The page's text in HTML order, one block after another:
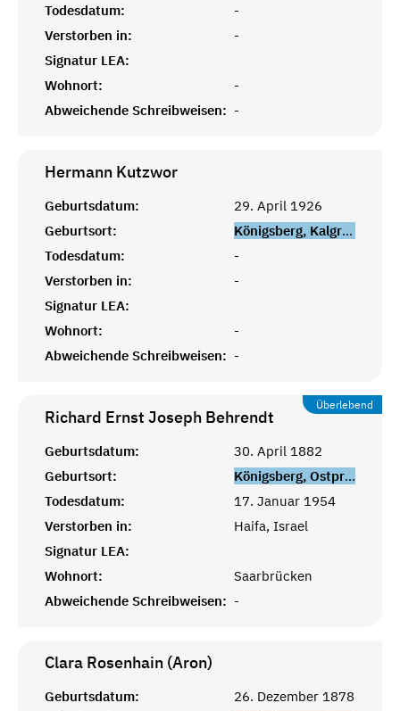
Todesdatum:
-
Verstorben in:
-
Signatur LEA:
Wohnort:
-
Abweichende Schreibweisen: -
Hermann Kutzwor
Geburtsdatum:
29. April 1926
Geburtsort:
Königsberg, Kalgrad
Todesdatum:
-
Verstorben in:
-
Signatur LEA:
Wohnort:
-
Abweichende Schreibweisen: -
Überlebend
Richard Ernst Joseph Behrendt
Geburtsdatum:
30. April 1882
Geburtsort:
Königsberg, Ostpreußen
Todesdatum:
17. Januar 1954
Verstorben in:
Haifa, Israel
Signatur LEA:
Wohnort:
Saarbrücken
Abweichende Schreibweisen: -
Clara Rosenhain (Aron)
Geburtsdatum:
26. Dezember 1878